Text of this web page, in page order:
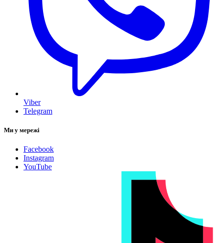
Viber
Telegram
Ми у мережі
Facebook
Instagram
YouTube